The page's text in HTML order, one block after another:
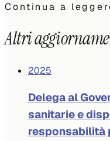
Continua a
Altri
2025
Delega al
sanitarie e
responsabilità